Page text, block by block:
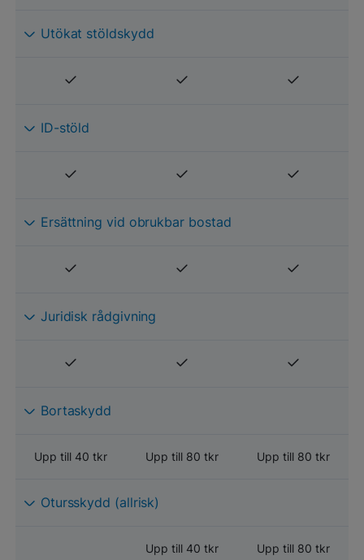
Utökat stöldskydd
ID-stöld
Ersättning vid obrukbar bostad
Juridisk rådgivning
Bortaskydd
Upp till 40 tkr Upp till 80 tkr Upp till 80 tkr
Otursskydd (allrisk)
Upp till 40 tkr Upp till 80 tkr